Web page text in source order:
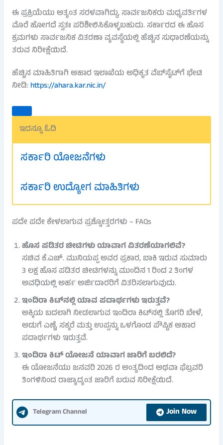
ಈ ಪ್ರಕ್ರಿಯೆಯು ಅತ್ಯಂತ ಸರಳವಾಗಿದ್ದು, ಸಾರ್ವಜನಿಕರು ಮಧ್ಯವರ್ತಿಗಳ
ಮೊರೆ ಹೋಗದೆ ಸ್ವತಃ ಪರಿಶೀಲಿಸಿಕೊಳ್ಳಬಹುದು. ಸರ್ಕಾರದ ಈ ಹೊಸ
ಕ್ರಮಗಳು ಸಾರ್ವಜನಿಕ ವಿತರಣಾ ವ್ಯವಸ್ಥೆಯಲ್ಲಿ ಹೆಚ್ಚಿನ ಸುಧಾರಣೆಯನ್ನು
ತರುವ ನಿರೀಕ್ಷೆಯಿದೆ.
ಹೆಚ್ಚಿನ ಮಾಹಿತಿಗಾಗಿ ಆಹಾರ ಇಲಾಖೆಯ ಅಧಿಕೃತ ವೆಬ್‌ಸೈಟ್‌ಗೆ ಭೇಟಿ
ನೀಡಿ:https://ahara.kar.nic.in/
ಇದನ್ನೂ ಓದಿ
ಸರ್ಕಾರಿ ಯೋಜನೆಗಳು
ಸರ್ಕಾರಿ ಉದ್ಯೋಗ ಮಾಹಿತಿಗಳು
ಪದೇ ಪದೇ ಕೇಳಲಾಗುವ ಪ್ರಶ್ನೋತ್ತರಗಳು – FAQs
ಹೊಸ ಪಡಿತರ ಚೀಟಿಗಳು ಯಾವಾಗ ವಿತರಣೆಯಾಗಲಿವೆ?
ಸಚಿವ ಕೆ.ಎಚ್. ಮುನಿಯಪ್ಪ ಅವರ ಪ್ರಕಾರ, ಬಾಕಿ ಇರುವ ಸುಮಾರು
3 ಲಕ್ಷ ಹೊಸ ಪಡಿತರ ಚೀಟಿಗಳನ್ನು ಮುಂದಿನ 1 ರಿಂದ 2 ತಿಂಗಳ
ಅವಧಿಯಲ್ಲಿ ಅರ್ಹ ಅರ್ಜಿದಾರರಿಗೆ ವಿತರಿಸಲಾಗುವುದು.
ಇಂದಿರಾ ಕಿಟ್‌ನಲ್ಲಿ ಯಾವ ಪದಾರ್ಥಗಳು ಇರುತ್ತವೆ?
ಅಕ್ಕಿಯ ಬದಲಾಗಿ ನೀಡಲಾಗುವ ಇಂದಿರಾ ಕಿಟ್‌ನಲ್ಲಿ ತೊಗರಿ ಬೇಳೆ,
ಅಡುಗೆ ಎಣ್ಣೆ, ಸಕ್ಕರೆ ಮತ್ತು ಉಪ್ಪನ್ನು ಒಳಗೊಂಡ ಪೌಷ್ಟಿಕ ಆಹಾರ
ಪದಾರ್ಥಗಳು ಇರುತ್ತವೆ.
ಇಂದಿರಾ ಕಿಟ್ ಯೋಜನೆ ಯಾವಾಗ ಜಾರಿಗೆ ಬರಲಿದೆ?
ಈ ಯೋಜನೆಯು ಜನವರಿ 2026 ರ ಅಂತ್ಯದಿಂದ ಅಥವಾ ಫೆಬ್ರವರಿ
ತಿಂಗಳಿನಿಂದ ರಾಜ್ಯಾದ್ಯಂತ ಜಾರಿಗೆ ಬರುವ ನಿರೀಕ್ಷೆಯಿದೆ.
Telegram Channel Join Now